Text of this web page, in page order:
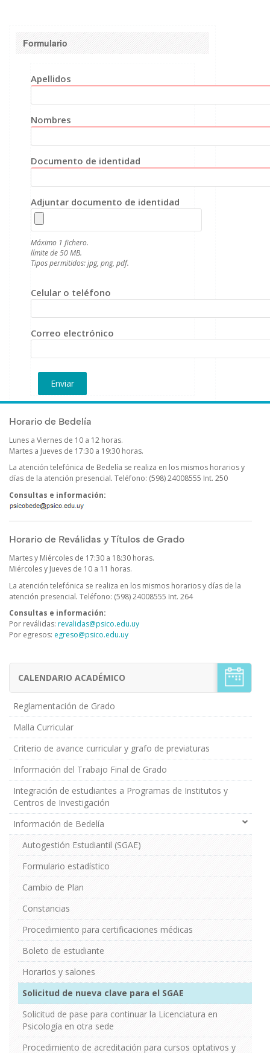
Horario de Bedelía
Lunes a Viernes de 10 a 12 horas.
Martes a Jueves de 17:30 a 19:30 horas.
La atención telefónica de Bedelía se realiza en los mismos horarios y
días de la atención presencial. Teléfono: (598) 24008555 Int. 250
Consultas e información:
Horario de Reválidas y Títulos de Grado
Martes y Miércoles de 17:30 a 18:30 horas.
Miércoles y Jueves de 10 a 11 horas.
La atención telefónica se realiza en los mismos horarios y días de la
atención presencial. Teléfono: (598) 24008555 Int. 264
Consultas e información:
Por reválidas: revalidas@psico.edu.uy
Por egresos: egreso@psico.edu.uy
Menú
Estudiantes
de
Grado
CALENDARIO ACADÉMICO
Reglamentación de Grado
Malla Curricular
Criterio de avance curricular y grafo de previaturas
Información del Trabajo Final de Grado
Integración de estudiantes a Programas de Institutos y
Centros de Investigación
Información de Bedelía
Autogestión Estudiantil (SGAE)
Formulario estadístico
Cambio de Plan
Constancias
Procedimiento para certificaciones médicas
Boleto de estudiante
Horarios y salones
Solicitud de nueva clave para el SGAE
Solicitud de pase para continuar la Licenciatura en
Psicología en otra sede
Procedimiento de acreditación para cursos optativos y
Formulario
Apellidos
Nombres
Documento de identidad
Adjuntar documento de identidad
Máximo 1 fichero.
límite de 50 MB.
Tipos permitidos: jpg, png, pdf.
Celular o teléfono
Correo electrónico
Publicado elViernes 11 Marzo, 2022